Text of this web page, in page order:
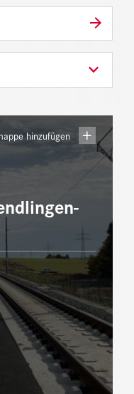
hinzufügen